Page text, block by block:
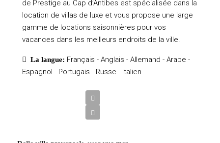
de Prestige au Cap d’Antibes est spécialisée dans la
location de villas de luxe et vous propose une large
gamme de locations saisonnières pour vos
vacances dans les meilleurs endroits de la ville.
La langue: Français - Anglais - Allemand - Arabe -
Espagnol - Portugais - Russe - Italien
5